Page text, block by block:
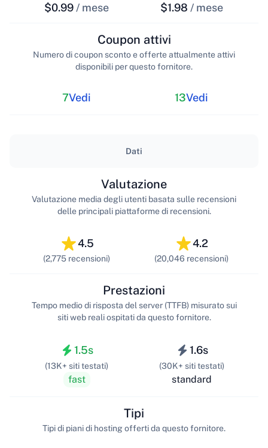
$0.99 / mese
$1.98 / mese
7Vedi
Coupon attivi
Numero di coupon sconto e offerte attualmente attivi
disponibili per questo fornitore.
13Vedi
Dati
4.5
(2,775 recensioni)
Valutazione
Valutazione media degli utenti basata sulle recensioni
delle principali piattaforme di recensioni.
4.2
(20,046 recensioni)
1.5s
(13K+ siti testati)
fast
Prestazioni
Tempo medio di risposta del server (TTFB) misurato sui
siti web reali ospitati da questo fornitore.
1.6s
(30K+ siti testati)
standard
Tipi
Tipi di piani di hosting offerti da questo fornitore.